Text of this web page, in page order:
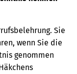
Sie
wenn Sie die
genommen